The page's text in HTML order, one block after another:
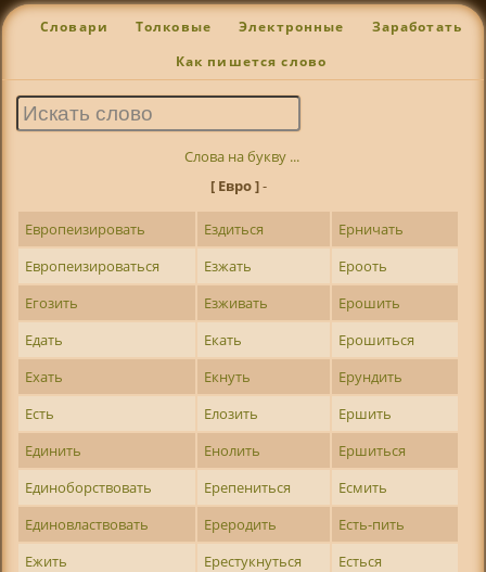
Словари Толковые Электронные Заработать
Как пишется слово
Слова на букву ...
[ Евро ]-
Европеизировать Ездиться
Ерничать
Европеизироваться
Езжать
Ерооть
Егозить
Езживать
Ерошить
Едать
Екать
Ерошиться
Ехать
Екнуть
Ерундить
Есть
Елозить
Ершить
Единить
Енолить
Ершиться
Единоборствовать
Ерепениться
Есмить
Единовластвовать
Ереродить
Есть-пить
Ежить
Ерестукнуться
Есться